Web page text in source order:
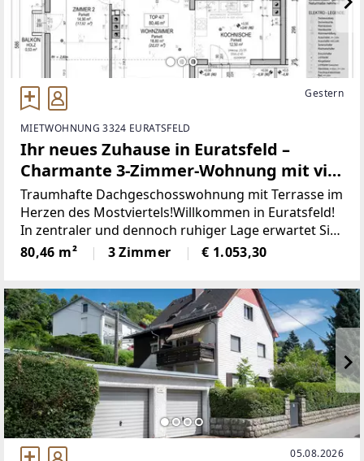
Gestern
MIETWOHNUNG 3324 EURATSFELD
Ihr neues Zuhause in Euratsfeld –
Charmante 3-Zimmer-Wohnung mit viel
Lebensqualität
Traumhafte Dachgeschosswohnung mit Terrasse im
Herzen des Mostviertels!Willkommen in Euratsfeld!
In zentraler und dennoch ruhiger Lage erwartet Sie
diese liebevoll gepflegteDachgeschosswohnung, die
durch ihre durchdachte Raumaufteilung,
80,46 m² 3 Zimmer € 1.053,30
05.08.2026